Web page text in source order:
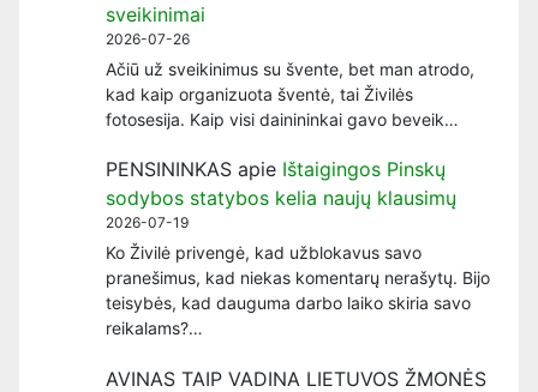
sveikinimai
2026-07-26
Ačiū už sveikinimus su švente, bet man atrodo,
kad kaip organizuota šventė, tai Živilės
fotosesija. Kaip visi dainininkai gavo beveik…
PENSININKAS apie Ištaigingos Pinskų
sodybos statybos kelia naujų klausimų
2026-07-19
Ko Živilė privengė, kad užblokavus savo
pranešimus, kad niekas komentarų nerašytų. Bijo
teisybės, kad dauguma darbo laiko skiria savo
reikalams?…
AVINAS TAIP VADINA LIETUVOS ŽMONĖS